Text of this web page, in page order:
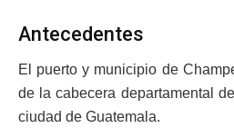
Antecedentes
El puerto y municipio de
de la cabecera departamental
ciudad de Guatemala.